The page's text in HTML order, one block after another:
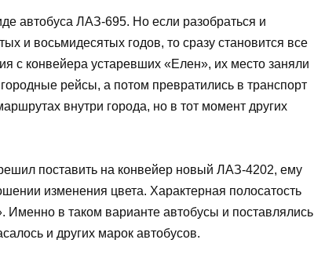
автобуса ЛАЗ-695. Но если разобраться и
и восьмидесятых годов, то сразу становится все
с конвейера устаревших «Елен», их место заняли
рейсы, а потом превратились в транспорт
внутри города, но в тот момент других
поставить на конвейер новый ЛАЗ-4202, ему
изменения цвета. Характерная полосатость
Именно в таком варианте автобусы и поставлялись
и других марок автобусов.